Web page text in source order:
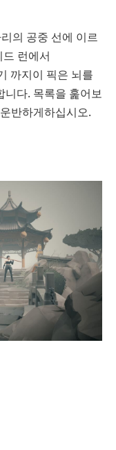
의 공중 선에 이르
런에서
까지이 픽은 뇌를
니다. 목록을 훑어보
반하게하십시오.